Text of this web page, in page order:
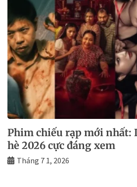
Phim chiếu rạp mới nhất:
hè 2026 cực đáng xem
Tháng 7 1, 2026